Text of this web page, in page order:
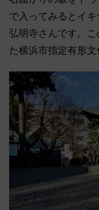
で入ってみるとイキ
弘明寺さんです。
た横浜市指定有形文